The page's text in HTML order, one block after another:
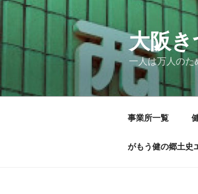
ン
ス
大阪
一人は万人のた
事業所一覧
がもう健の郷土史